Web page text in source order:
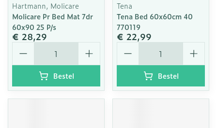
Hartmann, Molicare
Molicare Pr Bed Mat 7dr
60x90 25 P/s
€ 28,29
Aantal
Bestel
Tena
Tena Bed 60x60cm 40
770119
€ 22,99
Aantal
Bestel